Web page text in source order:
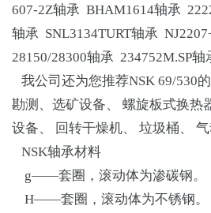
607-2Z轴承 BHAM1614轴承
轴承 SNL3134TURT轴承
28150/28300轴承 234752M.SP
我公司还为您推荐NSK 69/530
勘测、选矿设备、 螺旋板式换热
设备、 回转干燥机、 垃圾桶、
NSK轴承材料
g——套圈，滚动体为渗碳钢。
H——套圈，滚动体为不锈钢。